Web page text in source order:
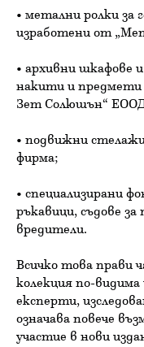
• метални ролки за
изработени от
• архивни шкафове
накити и предмети
Зет Солюшън“
• подвижни
фирма;
• специализирани
ръкавици, съдове
вредители.
Всичко това прави
колекция по-видима
експерти,
означава повече
участие в нови